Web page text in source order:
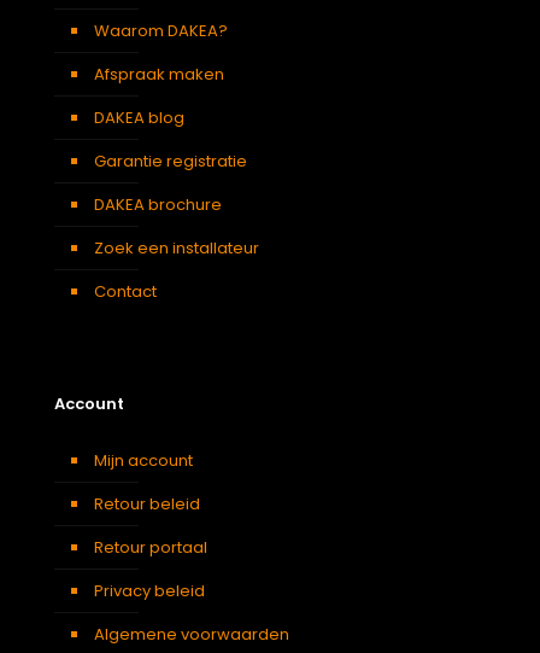
Waarom DAKEA?
Afspraak maken
DAKEA blog
Garantie registratie
DAKEA brochure
Zoek een installateur
Contact
Account
Mijn account
Retour beleid
Retour portaal
Privacy beleid
Algemene voorwaarden